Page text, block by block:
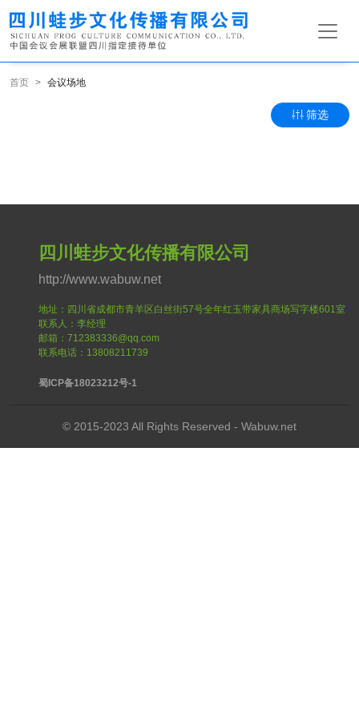
首页 会议场地
筛选
四川蛙步文化传播有限公司
http://www.wabuw.net
地址：四川省成都市青羊区白丝街57号全年红玉带家具商场写字楼601室
联系人：李经理
邮箱：712383336@qq.com
联系电话：13808211739
蜀ICP备18023212号-1
© 2015-2023 All Rights Reserved - Wabuw.net